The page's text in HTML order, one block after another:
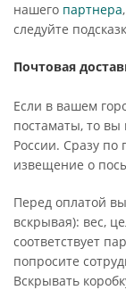
нашего партнера
следуйте
Почтовая
Если в вашем
постаматы, то вы
России. Сразу
извещение о
Перед оплатой
вскрывая): вес,
соответствует
попросите
Вскрывать